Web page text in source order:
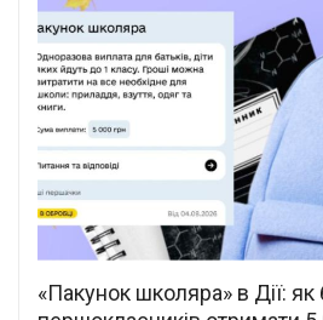
«Пакунок школяра» в Дії: як